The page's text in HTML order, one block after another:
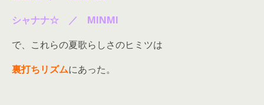
シャナナ☆ ／ MINMI
で、これらの夏歌らしさのヒミツは
裏打ちリズムにあった。